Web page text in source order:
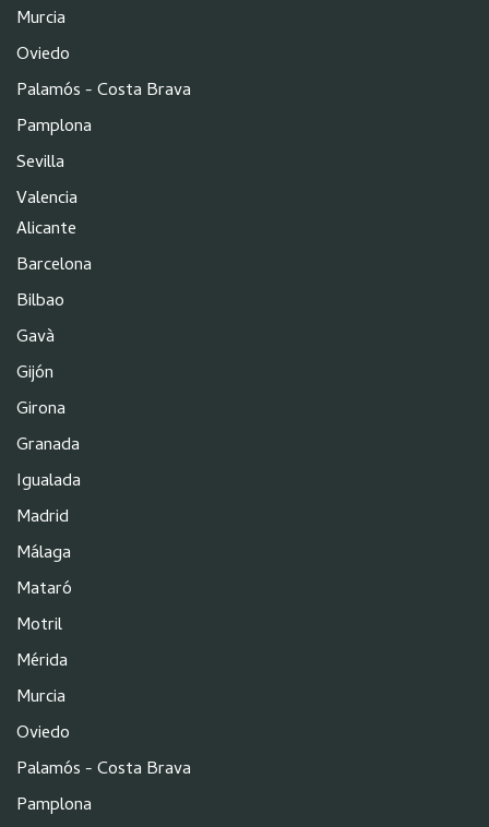
Murcia
Oviedo
Palamós - Costa Brava
Pamplona
Sevilla
Valencia
Alicante
Barcelona
Bilbao
Gavà
Gijón
Girona
Granada
Igualada
Madrid
Málaga
Mataró
Motril
Mérida
Murcia
Oviedo
Palamós - Costa Brava
Pamplona